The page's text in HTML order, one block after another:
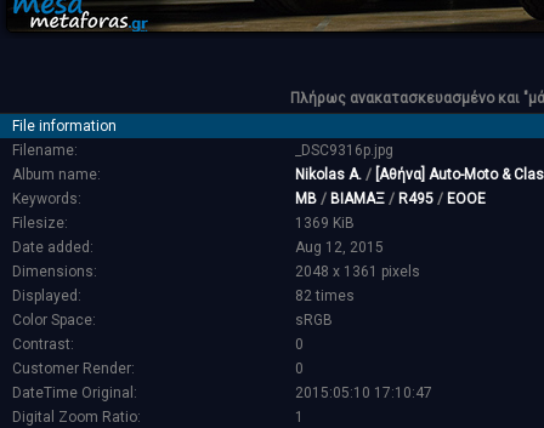
Πλήρως ανακατασκευασμένο και
File information
Filename:
_DSC9316p.jpg
Album name:
Nikolas A. / [Αθήνα] Auto-Moto &
Keywords:
MB / ΒΙΑΜΑΞ / R495 / EOOE
Filesize:
1369 KiB
Date added:
Aug 12, 2015
Dimensions:
2048 x 1361 pixels
Displayed:
82 times
Color Space:
sRGB
Contrast:
0
Customer Render:
0
DateTime Original:
2015:05:10 17:10:47
Digital Zoom Ratio:
1